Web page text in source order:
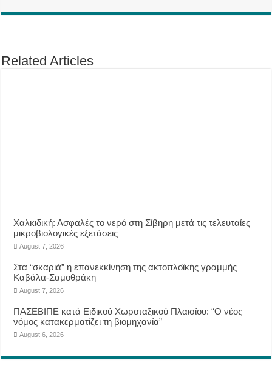
Related Articles
Χαλκιδική: Ασφαλές το νερό στη Σίβηρη μετά τις τελευταίες
μικροβιολογικές εξετάσεις
August 7, 2026
Στα “σκαριά” η επανεκκίνηση της ακτοπλοϊκής γραμμής
Καβάλα-Σαμοθράκη
August 7, 2026
ΠΑΣΕΒΙΠΕ κατά Ειδικού Χωροταξικού Πλαισίου: “Ο νέος
νόμος κατακερματίζει τη βιομηχανία”
August 6, 2026